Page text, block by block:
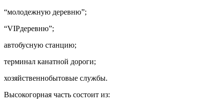
“молодежную деревню”;
“VIPдеревню”;
автобусную станцию;
терминал канатной дороги;
хозяйственнобытовые службы.
Высокогорная часть состоит из: